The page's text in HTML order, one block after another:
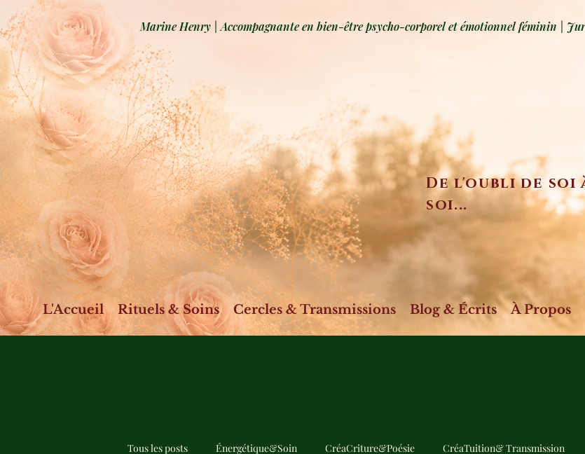
Marine Henry | Accompagnante en bien-être psycho-corporel et émotionnel féminin |
De l'oubli de
soi...
L'Accueil Rituels & Soins Cercles & Transmissions Blog & Écrits À Propos
Tous les posts Énergétique&Soin CréaCriture&Poésie CréaTuition& Transmission